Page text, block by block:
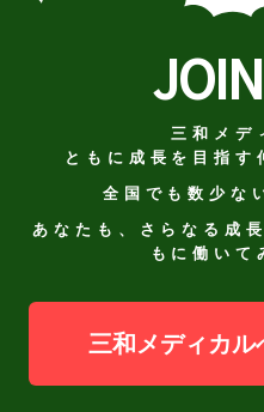
三和メデ
ともに成長を目指す
全国でも数少な
あなたも、さらなる成
もに働いて
三和メディカル